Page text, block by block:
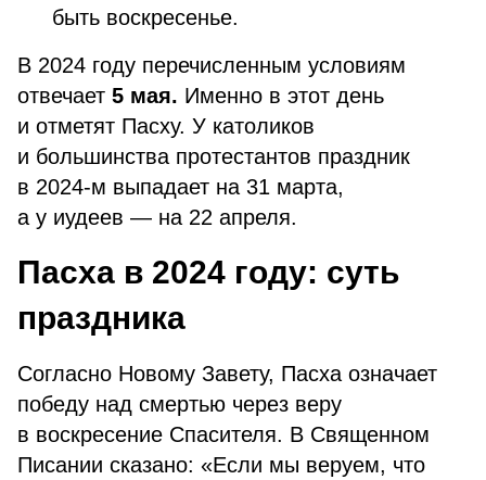
быть воскресенье.
В 2024 году перечисленным условиям
отвечает 5 мая. Именно в этот день
и отметят Пасху. У католиков
и большинства протестантов праздник
в 2024-м выпадает на 31 марта,
а у иудеев — на 22 апреля.
Пасха в 2024 году: суть
праздника
Согласно Новому Завету, Пасха означает
победу над смертью через веру
в воскресение Спасителя. В Священном
Писании сказано: «Если мы веруем, что